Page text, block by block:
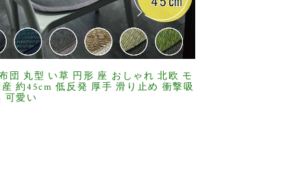
団 丸型 い草 円形 座 おしゃれ 北欧 モ
産 約45cm 低反発 厚手 滑り止め 衝撃吸
可愛い